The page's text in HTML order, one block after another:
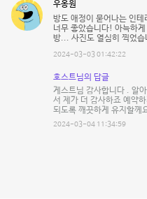
우옹원
방도 애정이 묻어나는 인
너무 좋았습니다! 아늑하
방... 사진도 열심히 찍었습
2024-03-03 01:42:22
호스트님의 답글
게스트님 감사합니다 . 알
서 제가 더 감사하죠 예약
되도록 깨끗하게 유지할께
2024-03-04 11:34:59